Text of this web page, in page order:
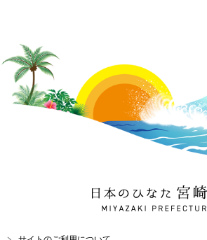
日本のひなた 宮崎県
MIYAZAKI PREFECTURE